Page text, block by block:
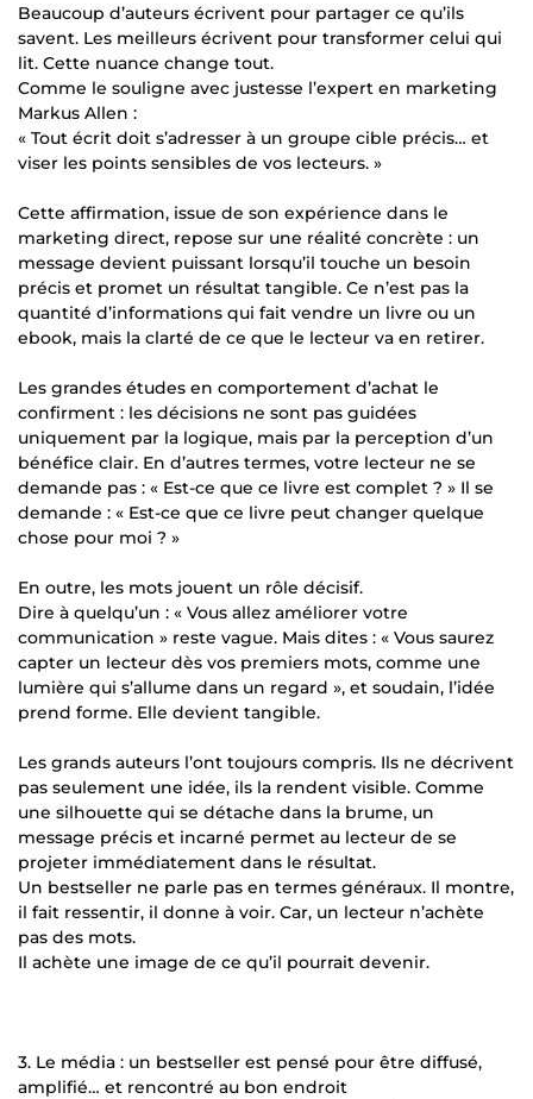
Beaucoup d’auteurs écrivent pour partager ce qu’ils
savent. Les meilleurs écrivent pour transformer celui qui
lit. Cette nuance change tout.
Comme le souligne avec justesse l’expert en marketing
Markus Allen :
« Tout écrit doit s’adresser à un groupe cible précis… et
viser les points sensibles de vos lecteurs. »
Cette affirmation, issue de son expérience dans le
marketing direct, repose sur une réalité concrète : un
message devient puissant lorsqu’il touche un besoin
précis et promet un résultat tangible. Ce n’est pas la
quantité d’informations qui fait vendre un livre ou un
ebook, mais la clarté de ce que le lecteur va en retirer.
Les grandes études en comportement d’achat le
confirment : les décisions ne sont pas guidées
uniquement par la logique, mais par la perception d’un
bénéfice clair. En d’autres termes, votre lecteur ne se
demande pas : « Est-ce que ce livre est complet ? » Il se
demande : « Est-ce que ce livre peut changer quelque
chose pour moi ? »
En outre, les mots jouent un rôle décisif.
Dire à quelqu’un : « Vous allez améliorer votre
communication » reste vague. Mais dites : « Vous saurez
capter un lecteur dès vos premiers mots, comme une
lumière qui s’allume dans un regard », et soudain, l’idée
prend forme. Elle devient tangible.
Les grands auteurs l’ont toujours compris. Ils ne décrivent
pas seulement une idée, ils la rendent visible. Comme
une silhouette qui se détache dans la brume, un
message précis et incarné permet au lecteur de se
projeter immédiatement dans le résultat.
Un bestseller ne parle pas en termes généraux. Il montre,
il fait ressentir, il donne à voir. Car, un lecteur n’achète
pas des mots.
Il achète une image de ce qu’il pourrait devenir.
3. Le média : un bestseller est pensé pour être diffusé,
amplifié… et rencontré au bon endroit